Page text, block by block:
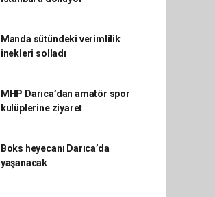
Manda sütündeki verimlilik
inekleri solladı
MHP Darıca’dan amatör spor
kulüplerine ziyaret
Boks heyecanı Darıca’da
yaşanacak